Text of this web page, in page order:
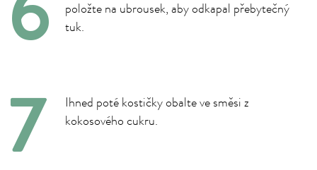
položte na ubrousek, aby odkapal přebytečný
tuk.
Ihned poté kostičky obalte ve směsi z
kokosového cukru.